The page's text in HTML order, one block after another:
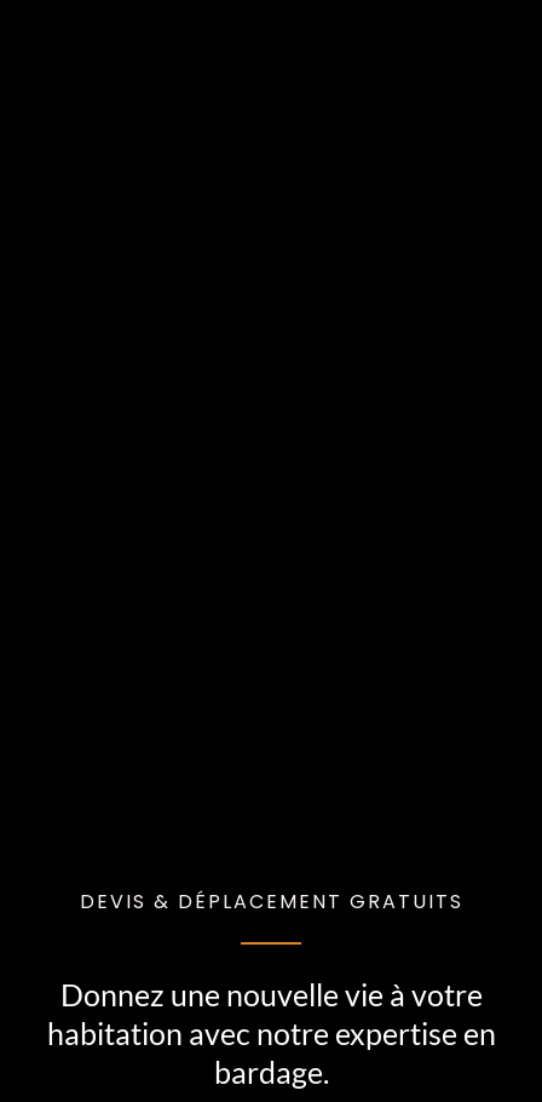
DEVIS & DÉPLACEMENT GRATUITS
Donnez une nouvelle vie à votre
habitation avec notre expertise en
bardage.